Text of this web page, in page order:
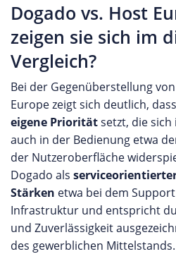
Dogado vs. Host
zeigen sie sich im
Vergleich?
Bei der Gegenüberstellung
Europe zeigt sich deutlich,
eigene Prioritätsetzt, die
auch in der Bedienung etwa
der Nutzeroberfläche
Dogado als
Stärken etwa bei dem
Infrastruktur und entspricht
und Zuverlässigkeit
des gewerblichen